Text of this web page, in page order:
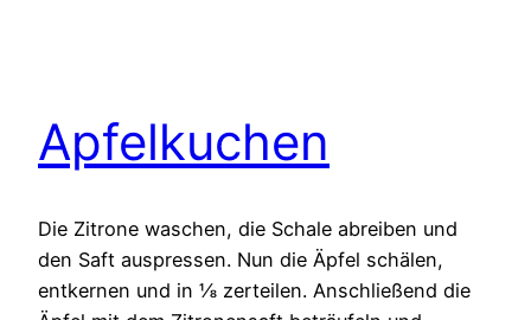
Apfelkuchen
Die Zitrone waschen, die Schale abreiben und
den Saft auspressen. Nun die Äpfel schälen,
entkernen und in ⅛ zerteilen. Anschließend die